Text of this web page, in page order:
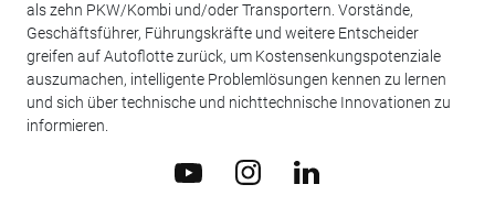
als zehn PKW/Kombi und/oder Transportern. Vorstände,
Geschäftsführer, Führungskräfte und weitere Entscheider
greifen auf Autoflotte zurück, um Kostensenkungspotenziale
auszumachen, intelligente Problemlösungen kennen zu lernen
und sich über technische und nichttechnische Innovationen zu
informieren.